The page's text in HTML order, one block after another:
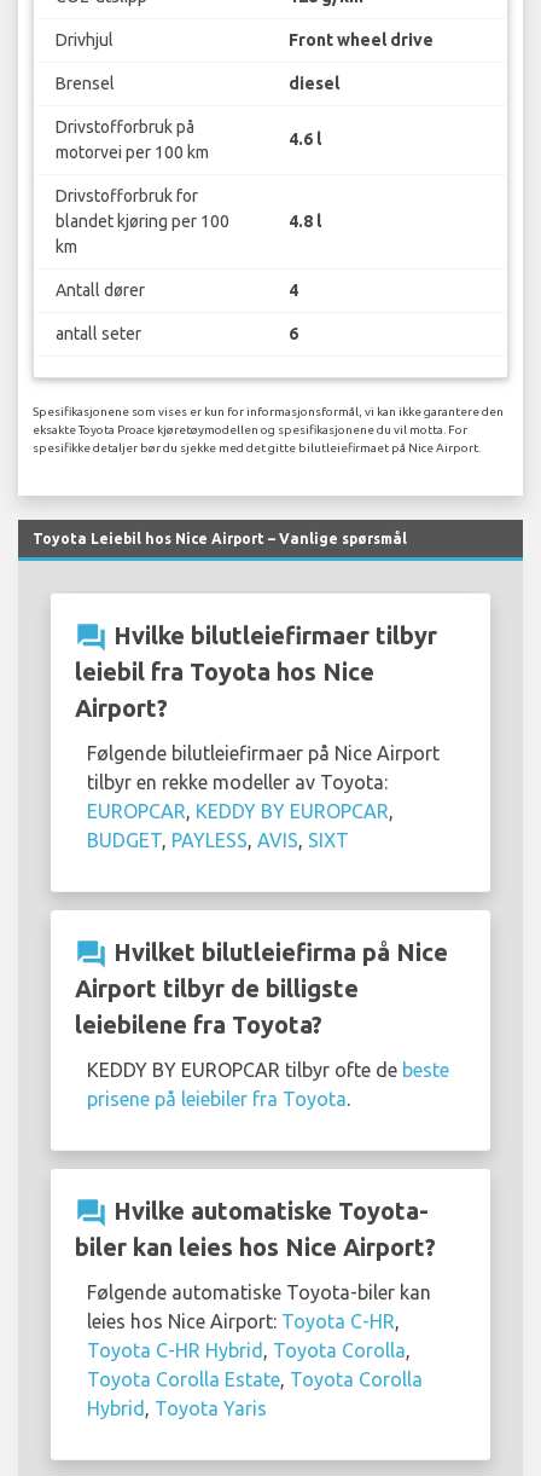
Drivhjul Front wheel drive
Brensel diesel
Drivstofforbruk på
motorvei per 100 km
4.6 l
Drivstofforbruk for
blandet kjøring per 100
km
4.8 l
Antall dører 4
antall seter 6
Spesifikasjonene som vises er kun for informasjonsformål, vi kan ikke garantere den
eksakte Toyota Proace kjøretøymodellen og spesifikasjonene du vil motta. For
spesifikke detaljer bør du sjekke med det gitte bilutleiefirmaet på Nice Airport.
Toyota Leiebil hos Nice Airport – Vanlige spørsmål
question_answer Hvilke bilutleiefirmaer tilbyr
leiebil fra Toyota hos Nice
Airport?
Følgende bilutleiefirmaer på Nice Airport
tilbyr en rekke modeller av Toyota:
EUROPCAR, KEDDY BY EUROPCAR,
BUDGET, PAYLESS, AVIS, SIXT
question_answer Hvilket bilutleiefirma på Nice
Airport tilbyr de billigste
leiebilene fra Toyota?
KEDDY BY EUROPCAR tilbyr ofte de beste
prisene på leiebiler fra Toyota.
question_answer Hvilke automatiske Toyota-
biler kan leies hos Nice Airport?
Følgende automatiske Toyota-biler kan
leies hos Nice Airport: Toyota C-HR,
Toyota C-HR Hybrid , Toyota Corolla,
Toyota Corolla Estate, Toyota Corolla
Hybrid , Toyota Yaris